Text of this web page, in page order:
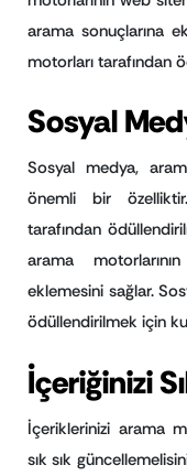
arama sonuçlarına
motorları tarafından
Sosyal
Sosyal medya,
önemli bir
tarafından
arama
eklemesini sağlar.
ödüllendirilmek için
İçeriğinizi
İçeriklerinizi arama
sık sık